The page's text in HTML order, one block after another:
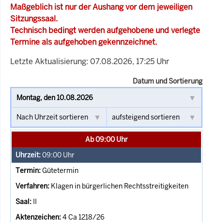
Maßgeblich ist nur der Aushang vor dem jeweiligen
Sitzungssaal.
Technisch bedingt werden aufgehobene und verlegte
Termine als aufgehoben gekennzeichnet.
Letzte Aktualisierung: 07.08.2026, 17:25 Uhr
Datum und Sortierung
Ab 09:00 Uhr
09:00 Uhr
Gütetermin
Klagen in bürgerlichen Rechtsstreitigkeiten
II
4 Ca 1218/26